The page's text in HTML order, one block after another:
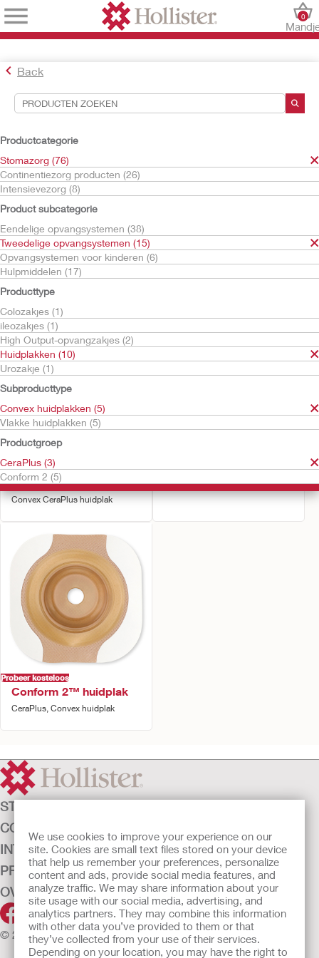
We use cookies to improve your experience on our
site. Cookies are small text files stored on your device
that help us remember your preferences, personalize
content and ads, provide social media features, and
analyze traffic. We may share information about your
site usage with our social media, advertising, and
analytics partners. They may combine this information
with other data you’ve provided to them or that
they’ve collected from your use of their services.
Depending on your location, you may have the right to
0
Back
Productcategorie
Stomazorg (76)
Continentiezorg producten (26)
Intensievezorg (8)
Product subcategorie
Eendelige opvangsystemen (38)
Tweedelige opvangsystemen (15)
Opvangsystemen voor kinderen (6)
Hulpmiddelen (17)
Producttype
Colozakjes (1)
ileozakjes (1)
High Output-opvangzakjes (2)
Huidplakken (10)
Urozakje (1)
Subproducttype
Convex huidplakken (5)
Vlakke huidplakken (5)
Productgroep
CeraPlus (3)
Conform 2 (5)
Hulpmiddelen voor zoekopdrachten
Uw selecties:
Stomazorg
Tweedelige opvangsystemen
Huidplakken
Convex huidplakken
CeraPlus
Uw selectie komt overeen met3
Sorteren op:
Conform 2™ Soft
Convex
Convex CeraPlus huidplak
Conform 2™ huidplak
CeraPlus, Convex huidplak
Probeer kosteloos
Conform 2™ huidplak
CeraPlus, Convex huidplak
STOMAZORG
CONTINENTIEZORG
INTENSIEVE ZORG
PRODUCTEN
OVER ONS
© 2026 Hollister Incorporated